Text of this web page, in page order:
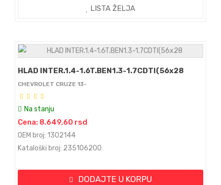
LISTA ŽELJA
HLAD INTER.1.4-1.6T.BEN1.3-1.7CDTI(56x28
CHEVROLET CRUZE 13-
Na stanju
Cena: 8.649,60 rsd
OEM broj: 1302144
Kataloški broj: 235106200
DODAJTE U KORPU